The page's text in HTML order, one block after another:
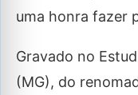
uma honra fazer
Gravado no
(MG), do